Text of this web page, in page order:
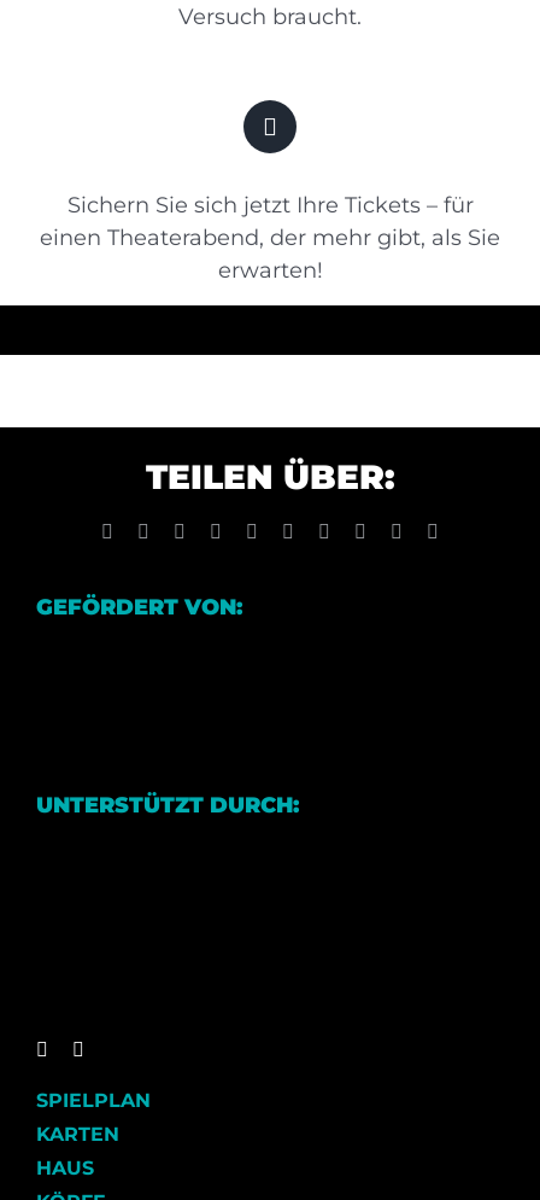
Versuch braucht.
Sichern Sie sich jetzt Ihre Tickets – für
einen Theaterabend, der mehr gibt, als Sie
erwarten!
TEILEN ÜBER:
Facebook Reddit LinkedInWhatsApp
TumblrPinterest Xing
GEFÖRDERT VON:
UNTERSTÜTZT DURCH:
SPIELPLAN
KARTEN
HAUS